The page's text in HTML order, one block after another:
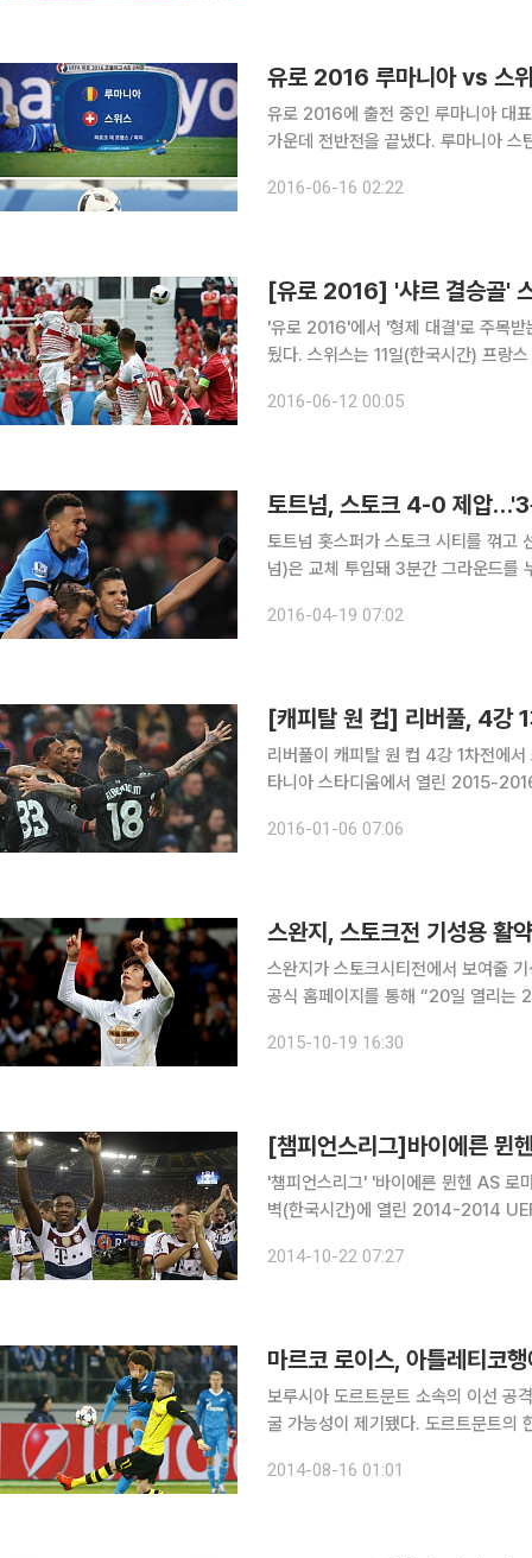
유로 2016 루마니아 vs 스
유로 2016에 출전 중인 루마니아 대
가운데 전반전을 끝냈다. 루마니아
시간) 스위스와의 유로 2016 A조 조
2016-06-16 02:22
'유로 2016'에서 '형제 대결'로 주목
뒀다. 스위스는 11일(한국시간) 프랑스 렌스 스타드 볼라에르 델레리스에서 열린 '유로 2016' A조
는 전반 35분 로릭 카나가 경고 누적
2016-06-12 00:05
토트넘, 스토크 4-0 제압…'3
토트넘 홋스퍼가 스토크 시티를 꺾고
넘)은 교체 투입돼 3분간 그라운드를 누볐다. 토트넘은 19일(한국시간) 영국 스토
원정 경기에서 3-0 승리를 거뒀다. 이
2016-04-19 07:02
리버풀이 캐피탈 원 컵 4강 1차전에서 스토크 시티를 제
타니아 스타디움에서 열린 2015-
배치했다. 포백은 모레토, 로브렌, 투
2016-01-06 07:06
스완지, 스토크전 기성용 활
스완지가 스토크시티전에서 보여줄 기성용의 활
공식 홈페이지를 통해 “20일 열리는
이 볼 소유와 패스 능력에서 강점을
2015-10-19 16:30
'챔피언스리그' '바이에른 뮌헨 AS 로마' 'CSKA
벽(한국시간)에 열린 2014-2014
막아낸 뒤 전반 9분만에 아르옌 로벤
2014-10-22 07:27
마르코 로이스, 아틀레티코
보루시아 도르트문트 소속의 이선 공
굴 가능성이 제기됐다. 도르트문트의 한스-요아힘 바츠케는 "로이스의 이적은 절대 없을 것"이라며
일 오후(한국시간) "아틀레티코 마드
2014-08-16 01:01